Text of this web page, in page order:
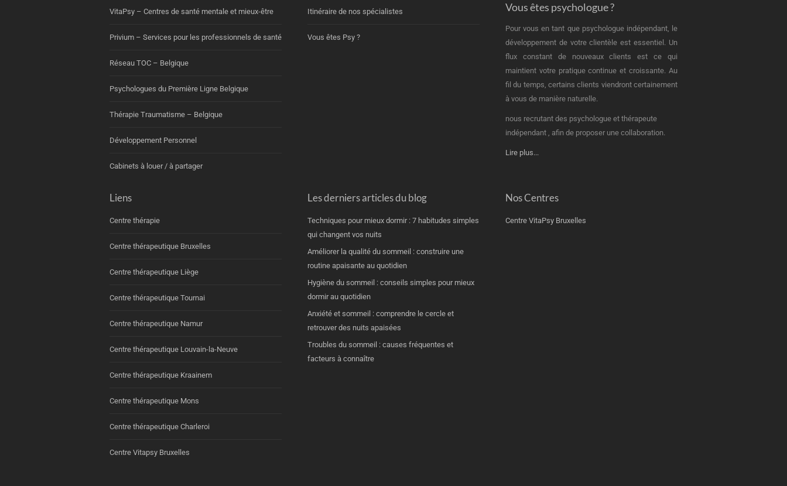
VitaPsy – Centres de santé mentale et mieux-être
Privium – Services pour les professionnels de santé
Réseau TOC – Belgique
Psychologues du Première Ligne Belgique
Thérapie Traumatisme – Belgique
Développement Personnel
Cabinets à louer / à partager
Itinéraire de nos spécialistes
Vous êtes Psy ?
Vous êtes psychologue ?
Pour vous en tant que psychologue indépendant, le
développement de votre clientèle est essentiel. Un
flux constant de nouveaux clients est ce qui
maintient votre pratique continue et croissante. Au
fil du temps, certains clients viendront certainement
à vous de manière naturelle.
nous recrutant des psychologue et thérapeute
indépendant , afin de proposer une collaboration.
Lire plus...
Liens
Centre thérapie
Centre thérapeutique Bruxelles
Centre thérapeutique Liège
Centre thérapeutique Tournai
Centre thérapeutique Namur
Centre thérapeutique Louvain-la-Neuve
Centre thérapeutique Kraainem
Centre thérapeutique Mons
Centre thérapeutique Charleroi
Centre Vitapsy Bruxelles
Les derniers articles du blog
Techniques pour mieux dormir : 7 habitudes simples
qui changent vos nuits
Améliorer la qualité du sommeil : construire une
routine apaisante au quotidien
Hygiène du sommeil : conseils simples pour mieux
dormir au quotidien
Anxiété et sommeil : comprendre le cercle et
retrouver des nuits apaisées
Troubles du sommeil : causes fréquentes et
facteurs à connaître
Nos Centres
Centre VitaPsy Bruxelles